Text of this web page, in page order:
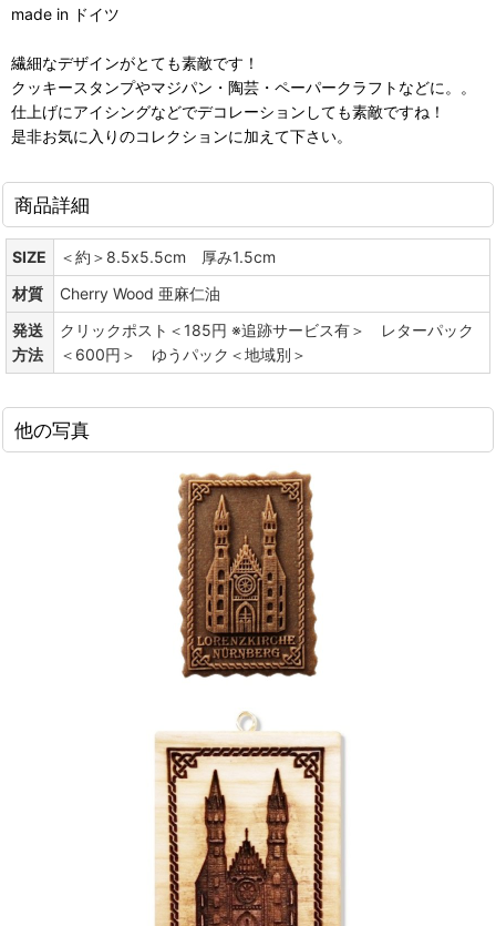
made in ドイツ
繊細なデザインがとても素敵です！
クッキースタンプやマジパン・陶芸・ペーパークラフトなどに。。
仕上げにアイシングなどでデコレーションしても素敵ですね！
是非お気に入りのコレクションに加えて下さい。
商品詳細
SIZE
＜約＞8.5x5.5cm 厚み1.5cm
材質
Cherry Wood 亜麻仁油
発送
方法
クリックポスト＜185円 ※追跡サービス有＞ レターパック
＜600円＞ ゆうパック＜地域別＞
他の写真